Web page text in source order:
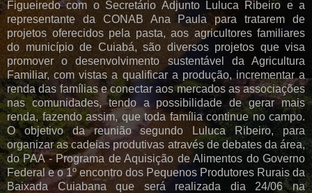
Figueiredo com o Secretário Adjunto Luluca Ribeiro e a
representante da CONAB Ana Paula para tratarem de
projetos oferecidos pela pasta, aos agricultores familiares
do município de Cuiabá, são diversos projetos que visa
promover o desenvolvimento sustentável da Agricultura
Familiar, com vistas a qualificar a produção, incrementar a
renda das famílias e conectar aos mercados as associações
nas comunidades, tendo a possibilidade de gerar mais
renda, fazendo assim, que toda família continue no campo.
O objetivo da reunião segundo Luluca Ribeiro, para
organizar as cadeias produtivas através de debates da área,
do PAA - Programa de Aquisição de Alimentos do Governo
Federal e o 1º encontro dos Pequenos Produtores Rurais da
Baixada Cuiabana que será realizada dia 24/06 na